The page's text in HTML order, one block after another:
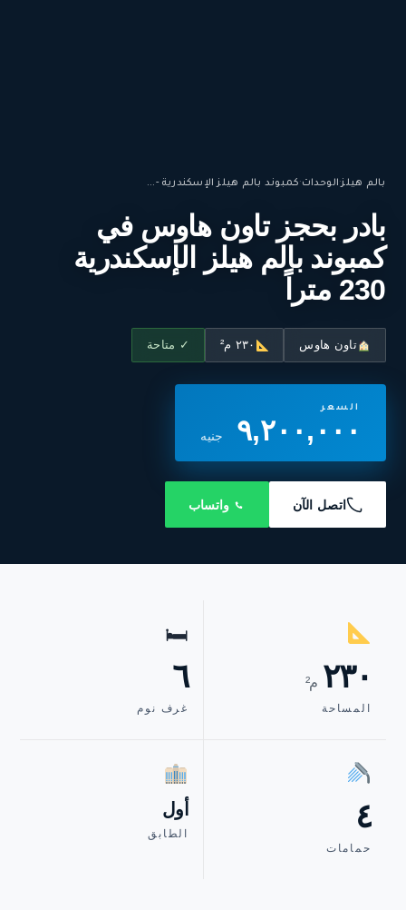
بالم هيلز·الوحدات·كمبوند بالم هيلز الإسكندرية -...
بادر بحجز تاون هاوس في
كمبوند بالم هيلز الإسكندرية
230 متراً
تاون هاوس ٢٣٠ م² ✓ متاحة
السعر
٩,٢٠٠,٠٠٠ جنيه
اتصل الآن واتساب
٢٣٠ م²
المساحة
🛏
٦
غرف نوم
٤
حمامات
أول
الطابق